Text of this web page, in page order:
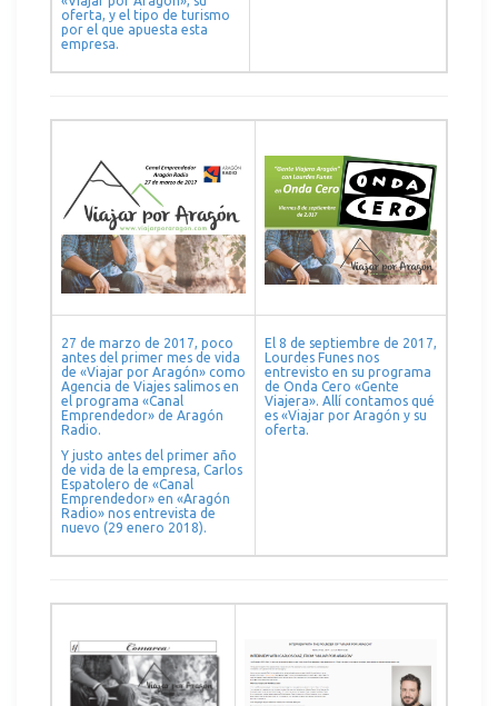
oferta, y el tipo de turismo
por el que apuesta esta
empresa.
27 de marzo de 2017, poco
antes del primer mes de vida
de «Viajar por Aragón» como
Agencia de Viajes salimos en
el programa «Canal
Emprendedor» de Aragón
Radio.
Y justo antes del primer año
de vida de la empresa, Carlos
Espatolero de «Canal
Emprendedor» en «Aragón
Radio» nos entrevista de
nuevo (29 enero 2018).
El 8 de septiembre de 2017,
Lourdes Funes nos
entrevisto en su programa
de Onda Cero «Gente
Viajera». Allí contamos qué
es «Viajar por Aragón y su
oferta.